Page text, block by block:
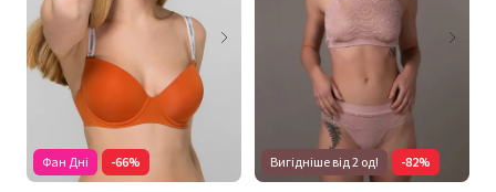
Фан Дні -66% Вигідніше від 2 од! -82%